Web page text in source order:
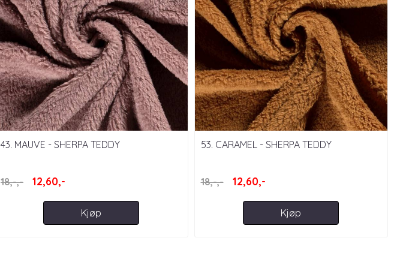
43. MAUVE - SHERPA TEDDY
18,-,- 12,60,-
Kjøp
53. CARAMEL - SHERPA TEDDY
18,-,- 12,60,-
Kjøp